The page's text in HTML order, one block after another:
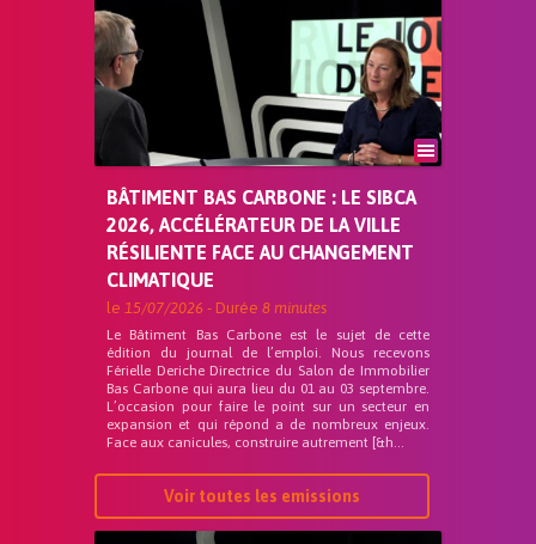
BÂTIMENT BAS CARBONE : LE SIBCA
2026, ACCÉLÉRATEUR DE LA VILLE
RÉSILIENTE FACE AU CHANGEMENT
CLIMATIQUE
le 15/07/2026 - Durée 8 minutes
Le Bâtiment Bas Carbone est le sujet de cette
édition du journal de l’emploi. Nous recevons
Férielle Deriche Directrice du Salon de Immobilier
Bas Carbone qui aura lieu du 01 au 03 septembre.
L’occasion pour faire le point sur un secteur en
expansion et qui répond a de nombreux enjeux.
Face aux canicules, construire autrement [&h...
Voir toutes les emissions